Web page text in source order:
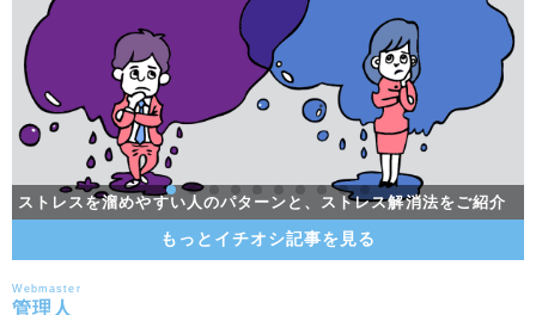
糖質オフ・糖質制限ダイエットの基礎知識アレコレ
ストレスを溜めやすい人のパターンと、ストレス解消法をご紹介
効果的に筋肉をつけよう！筋肥大メソッド！
希少種！停滞期に試すべきプレス系大胸筋トレーニング5種目
スーツがビシッと似合う筋肉の作り方
メリットいっぱい！体が目覚める朝トレのススメ
ホームジムの作り方！費用はパワーラック・床・鏡で総額〇〇〇
万円
基礎代謝って何？正しい理解で肉体改造
「トレラン」って何？トレイルランの魅力を大追跡！
筋肉痛発生のメカニズムを解説！筋肉痛緩和ケア
糖質オフ・糖質制限ダイエットの基礎知識アレコレ
ストレスを溜めやすい人のパターンと、ストレス解消法をご紹介
もっとイチオシ記事を見る
Webmaster
管理人